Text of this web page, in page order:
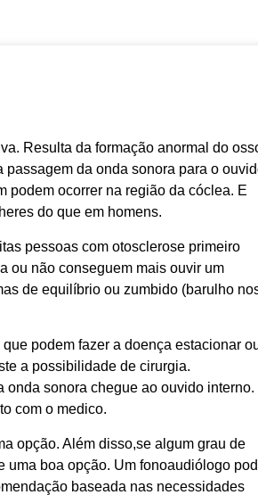
Resulta da formação anormal do
da onda sonora para o
podem ocorrer na região da cóclea. E
do que em homens.
pessoas com otosclerose primeiro
ou não conseguem mais ouvir um
de equilíbrio ou zumbido (barulho
podem fazer a doença estacionar
a possibilidade de cirurgia.
onda sonora chegue ao ouvido interno.
com o medico.
opção. Além disso,se algum grau de
uma boa opção. Um fonoaudiólogo
baseada nas necessidades